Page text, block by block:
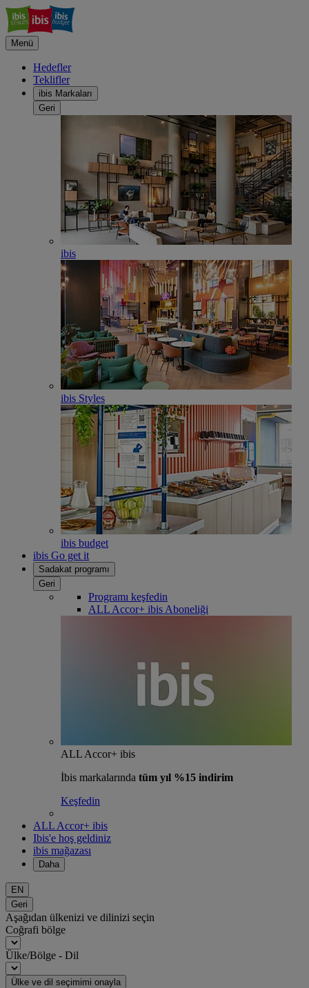
Menü
Hedefler
Teklifler
ibis Markaları
Geri
ibis
ibis Styles
ibis budget
ibis Go get it
Sadakat programı
Geri
Programı keşfedin
ALL Accor+ ibis Aboneliği
ALL Accor+ ibis
İbis markalarında tüm yıl %15 indirim
Keşfedin
ALL Accor+ ibis
Ibis'e hoş geldiniz
ibis mağazası
Daha
EN
Geri
Aşağıdan ülkenizi ve dilinizi seçin
Coğrafi bölge
Ülke/Bölge - Dil
Ülke ve dil seçimimi onayla